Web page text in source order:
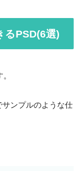
るPSD(6選)
ンプルのような仕